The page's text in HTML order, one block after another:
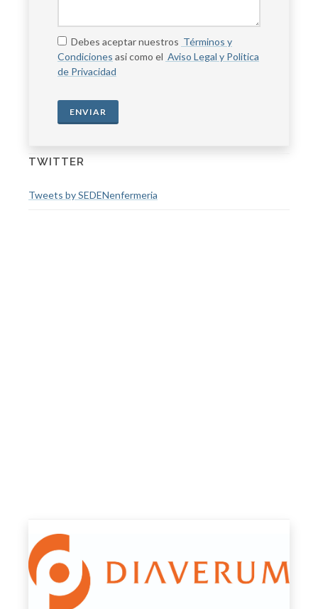
Debes aceptar nuestros Términos y
Condiciones asi como el Aviso Legal y Politica
de Privacidad
ENVIAR
TWITTER
Tweets by SEDENenfermeria